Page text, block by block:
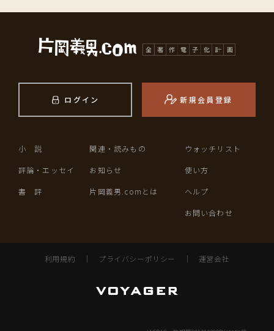
ログイン 新規会員登録
小 説
評論・エッセイ
書 評
関連・読みもの
お知らせ
片岡義男.comとは
ウォッチリスト
使い方
ヘルプ
お問い合わせ
利用規約 ｜ プライバシーポリシー ｜ 運営会社